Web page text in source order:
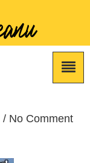
/ No Comment